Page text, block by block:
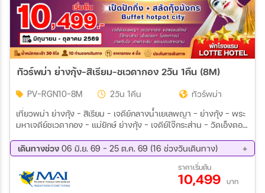
ทัวร์พม่า ย่างกุ้ง-สิเรียม-ชเวดากอง 2วัน 1คืน (8M)
PV-RGN10-8M 2วัน 1คืน
ทัวร์พม่า
เที่ยวพม่า ย่างกุ้ง – สิเรียม – เจดีย์กลางน้ำเยเลพญา – ย่างกุ้ง – พระ
มหาเจดีย์ชเวดากอง - แม่ยักษ์ ย่างกุ้ง – เจดีย์ไจ๊กระส่าน – วัดเอ็งดอย
ช้อปปิ้งตลาดสก๊อต
เดินทางช่วง 06 มิ.ย. 69 - 25 ต.ค. 69 (16 ช่วงวันเดินทาง)
11 ส.ค. 69 - 12 ส.ค. 69
12 ส.ค. 69 - 13 ส.ค. 69
15 ส.ค. 69 - 16 ส.ค. 69
22 ส.ค. 69 - 23 ส.ค. 69
29 ส.ค. 69 - 30 ส.ค. 69
ราคาเริ่มต้น
10,499 บาท